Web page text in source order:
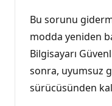
Bu sorunu
modda yeniden
Bilgisayarı
sonra, uyumsuz
sürücüsünden